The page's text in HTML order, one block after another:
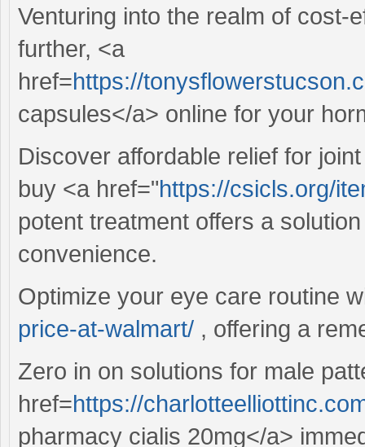
Venturing into the realm of cost-
further, <a
href=https://
capsules</a> online for your
Discover affordable relief for
buy <a href="https://csicls.org/
potent treatment offers a
convenience.
Optimize your eye care routine
price-at-walmart/ , offering a
Zero in on solutions for male
href=https://
pharmacy cialis 20mg</a>